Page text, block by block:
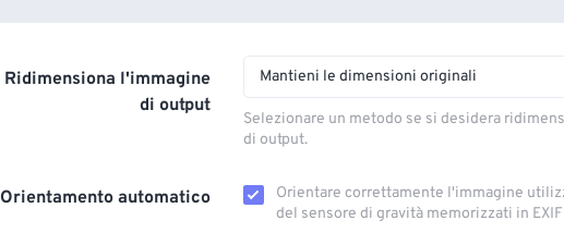
Ridimensiona l'immagine
di output
Mantieni le dimensioni originali
Selezionare un metodo se si desidera
di output.
Orientamento automatico
Orientare correttamente l'immagine
del sensore di gravità memorizzati in EXIF